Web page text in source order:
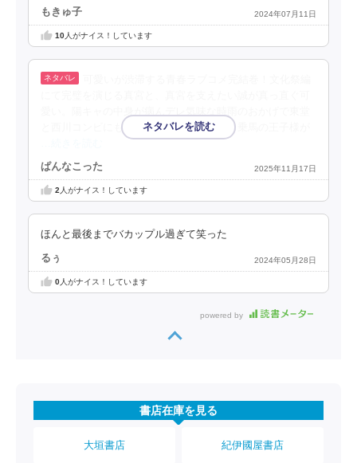
もきゅ子 2024年07月11日
10人がナイス！しています
と西川コンビにもドキドキ。不穏な空気も乗馬の王子様が
ぱんなこった 2025年11月17日
2 人がナイス！しています
ほんと最後までバカップル過ぎて笑った
るぅ 2024年05月28日
0人がナイス！しています
powered by
書店在庫を見る
大垣書店 紀伊國屋書店